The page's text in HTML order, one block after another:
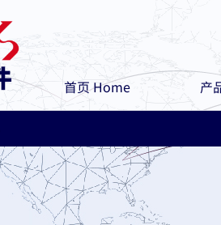
首页 Home 产